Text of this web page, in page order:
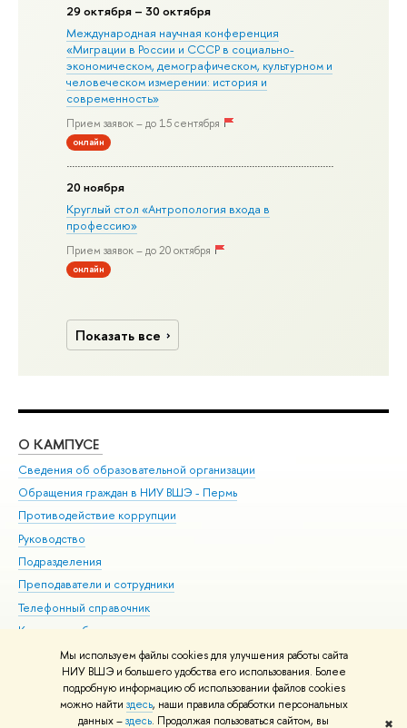
Мы используем файлы cookies для улучшения работы сайта
НИУ ВШЭ и большего удобства его использования. Более
подробную информацию об использовании файлов cookies
можно найти здесь, наши правила обработки персональных
данных –здесь. Продолжая пользоваться сайтом, вы ✖
29 октября – 30 октября
Международная научная конференция
«Миграции в Росcии и СССР в социально-
экономическом, демографическом, культурном и
человеческом измерении: история и
современность»
Прием заявок – до 15 сентября
онлайн
20 ноября
Круглый стол «Антропология входа в
профессию»
Прием заявок – до 20 октября
онлайн
Показать все
О КАМПУСЕ
Сведения об образовательной организации
Обращения граждан в НИУ ВШЭ - Пермь
Противодействие коррупции
Руководство
Подразделения
Преподаватели и сотрудники
Телефонный справочник
Корпуса и общежития
ВШЭ для студентов с ограниченными возможностями
здоровья и инвалидностью
Единая платежная страница